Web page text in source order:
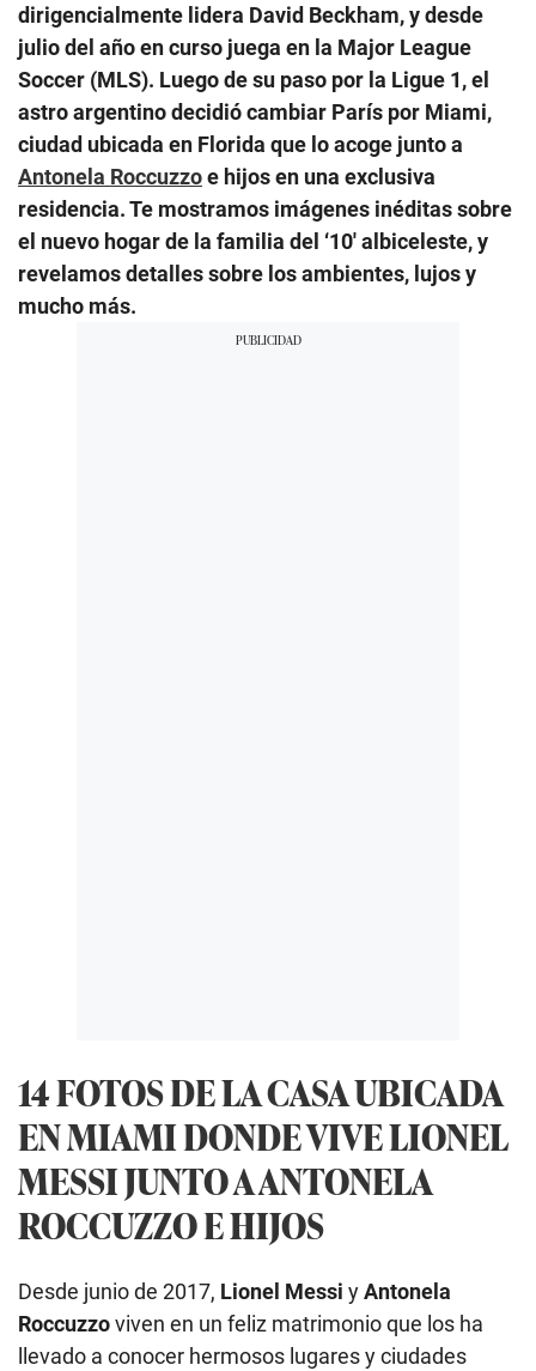
dirigencialmente lidera David Beckham, y desde
julio del año en curso juega en la Major League
Soccer (MLS). Luego de su paso por la Ligue 1, el
astro argentino decidió cambiar París por Miami,
ciudad ubicada en Florida que lo acoge junto a
Antonela Roccuzzoe hijos en una exclusiva
residencia. Te mostramos imágenes inéditas sobre
el nuevo hogar de la familia del ‘10′ albiceleste, y
revelamos detalles sobre los ambientes, lujos y
mucho más.
14 FOTOS DE LA CASA UBICADA
EN MIAMI DONDE VIVE LIONEL
MESSI JUNTO A ANTONELA
ROCCUZZO E HIJOS
Desde junio de 2017, Lionel Messi yAntonela
Roccuzzoviven en un feliz matrimonio que los ha
llevado a conocer hermosos lugares y ciudades